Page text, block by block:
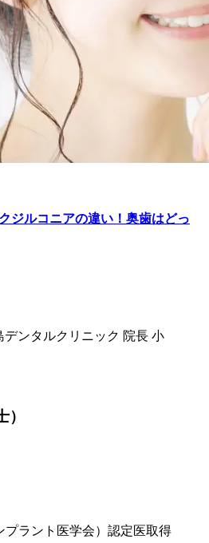
ジルコニアの違い！奥歯はどっ
プラント医学会）認定医取得